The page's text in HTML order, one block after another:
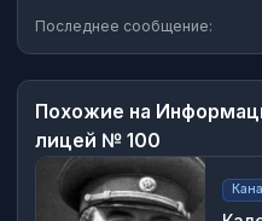
Последнее сообщение:
Похожие на
лицей № 100